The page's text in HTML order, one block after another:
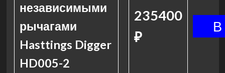
независимыми
рычагами
Hasttings Digger
HD005-2
235400
₽